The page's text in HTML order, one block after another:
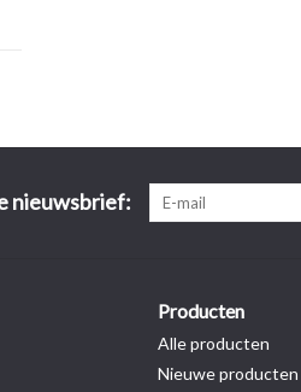
nieuwsbrief:
Producten
Alle producten
Nieuwe producten